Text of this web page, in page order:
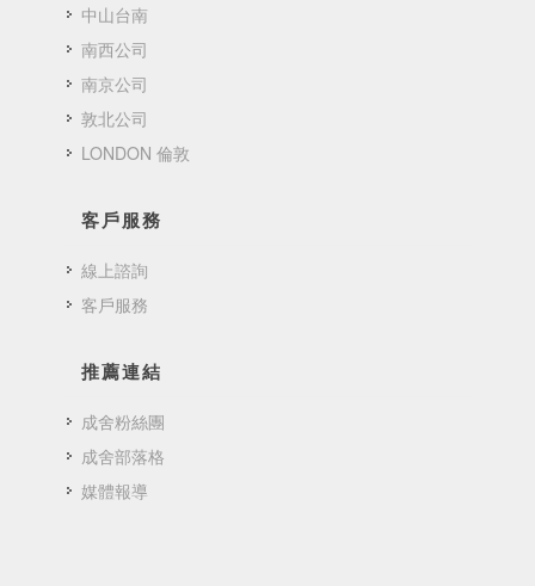
中山台南
南西公司
南京公司
敦北公司
LONDON 倫敦
客戶服務
線上諮詢
客戶服務
推薦連結
成舍粉絲團
成舍部落格
媒體報導